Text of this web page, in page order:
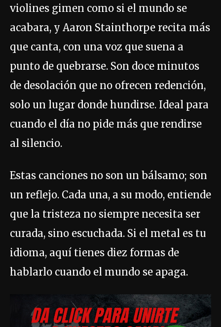
violines gimen como si el mundo se
acabara, y Aaron Stainthorpe recita más
que canta, con una voz que suena a
punto de quebrarse. Son doce minutos
de desolación que no ofrecen redención,
solo un lugar donde hundirse. Ideal para
cuando el día no pide más que rendirse
al silencio.
Estas canciones no son un bálsamo; son
un reflejo. Cada una, a su modo, entiende
que la tristeza no siempre necesita ser
curada, sino escuchada. Si el metal es tu
idioma, aquí tienes diez formas de
hablarlo cuando el mundo se apaga.